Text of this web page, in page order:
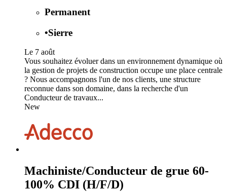
Permanent
•Sierre
Le 7 août
Vous souhaitez évoluer dans un environnement dynamique où
la gestion de projets de construction occupe une place centrale
? Nous accompagnons l'un de nos clients, une structure
reconnue dans son domaine, dans la recherche d'un
Conducteur de travaux...
New
Machiniste/Conducteur de grue 60-
100% CDI (H/F/D)